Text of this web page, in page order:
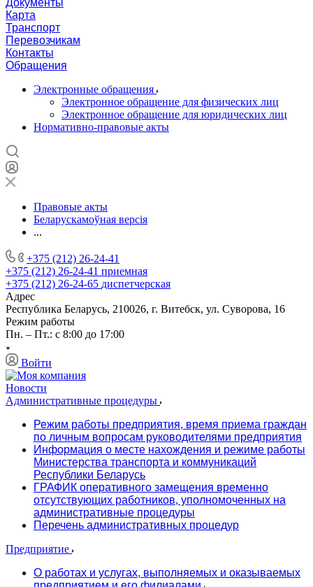
Документы
Карта
Транспорт
Перевозчикам
Контакты
Обращения
Электронные обращения
Электронное обращение для физических лиц
Электронное обращение для юридических лиц
Нормативно-правовые акты
Правовые акты
Беларускамоўная версія
...
+375 (212) 26-24-41
+375 (212) 26-24-41 приемная
+375 (212) 26-24-65 диспетчерская
Адрес
Республика Беларусь, 210026, г. Витебск, ул. Суворова, 16
Режим работы
Пн. – Пт.: с 8:00 до 17:00
Войти
Новости
Административные процедуры
Режим работы предприятия, время приема граждан
по личным вопросам руководителями предприятия
Информация о месте нахождения и режиме работы
Министерства транспорта и коммуникаций
Республики Беларусь
ГРАФИК оперативного замещения временно
отсутствующих работников, уполномоченных на
административные процедуры
Перечень административных процедур
Предприятие
О работах и услугах, выполняемых и оказываемых